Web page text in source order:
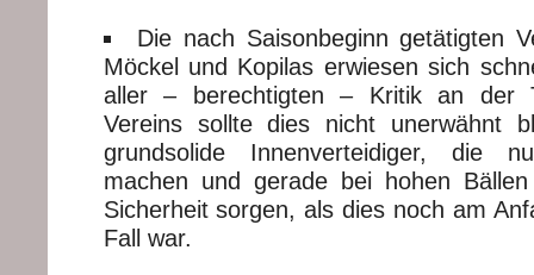
Die nach Saisonbeginn getätigten
Möckel und Kopilas erwiesen sich
aller – berechtigten – Kritik an der
Vereins sollte dies nicht unerwähnt
grundsolide Innenverteidiger, die
machen und gerade bei hohen
Sicherheit sorgen, als dies noch am
Fall war.